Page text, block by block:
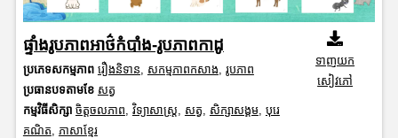
ផ្ទាំងរូបភាពអាថ៌កំបាំង-រូបភាពកាដូ
ប្រភេទសកម្មភាព រឿងនិទាន សកម្មភាពកសាង រូបភាព
ប្រធានបទតាមខែ សត្វ
កម្មវិធីសិក្សា ចិត្តចលភាព វិទ្យាសាស្រ្ត សត្វ សិក្សាសង្គម, បុរេ
គណិត ភាសាខ្មែរ
ទាញយក
សៀវភៅ